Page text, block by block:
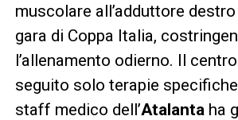
muscolare all’adduttore
gara di Coppa Italia,
l’allenamento odierno. Il
seguito solo terapie
staff medico dell’Atalanta ha